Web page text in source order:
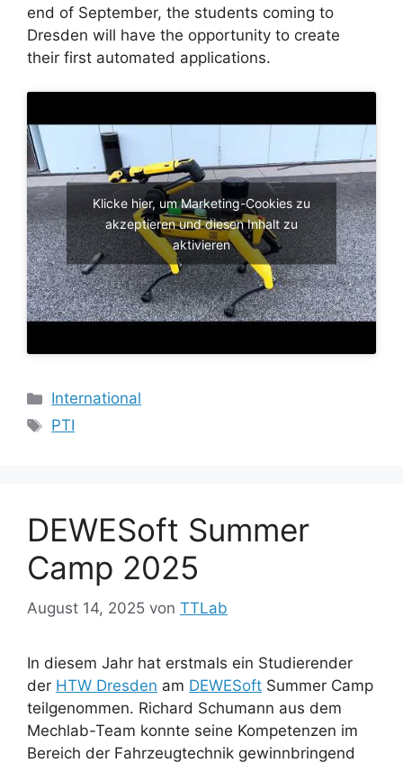
end of September, the students coming to
Dresden will have the opportunity to create
their first automated applications.
Klicke hier, um Marketing-Cookies zu
akzeptieren und diesen Inhalt zu
aktivieren
Kategorien
International
Schlagwörter
PTI
DEWESoft Summer
Camp 2025
August 14, 2025 von TTLab
In diesem Jahr hat erstmals ein Studierender
der HTW Dresden am DEWESoft Summer Camp
teilgenommen. Richard Schumann aus dem
Mechlab-Team konnte seine Kompetenzen im
Bereich der Fahrzeugtechnik gewinnbringend